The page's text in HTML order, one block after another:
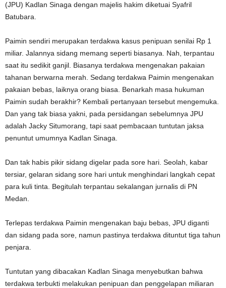
(JPU) Kadlan Sinaga dengan majelis hakim diketuai Syafril
Batubara.
Paimin sendiri merupakan terdakwa kasus penipuan senilai Rp 1
miliar. Jalannya sidang memang seperti biasanya. Nah, terpantau
saat itu sedikit ganjil. Biasanya terdakwa mengenakan pakaian
tahanan berwarna merah. Sedang terdakwa Paimin mengenakan
pakaian bebas, laiknya orang biasa. Benarkah masa hukuman
Paimin sudah berakhir? Kembali pertanyaan tersebut mengemuka.
Dan yang tak biasa yakni, pada persidangan sebelumnya JPU
adalah Jacky Situmorang, tapi saat pembacaan tuntutan jaksa
penuntut umumnya Kadlan Sinaga.
Dan tak habis pikir sidang digelar pada sore hari. Seolah, kabar
tersiar, gelaran sidang sore hari untuk menghindari langkah cepat
para kuli tinta. Begitulah terpantau sekalangan jurnalis di PN
Medan.
Terlepas terdakwa Paimin mengenakan baju bebas, JPU diganti
dan sidang pada sore, namun pastinya terdakwa dituntut tiga tahun
penjara.
Tuntutan yang dibacakan Kadlan Sinaga menyebutkan bahwa
terdakwa terbukti melakukan penipuan dan penggelapan miliaran